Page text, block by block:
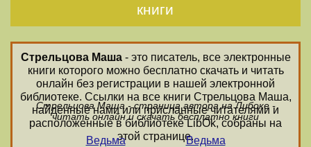
книги
Стрельцова Маша- это писатель, все электронные
книги которого можно бесплатно скачать и читать
онлайн без регистрации в нашей электронной
библиотеке. Ссылки на все книги Стрельцова Маша,
найденные нами или присланные читателями и
расположенные в библиотеке LibOk, собраны на
этой странице.
Стрельцова Маша - страница автора на Либоке -
читать онлайн и скачать бесплатно книги
Ведьма
Ведьма